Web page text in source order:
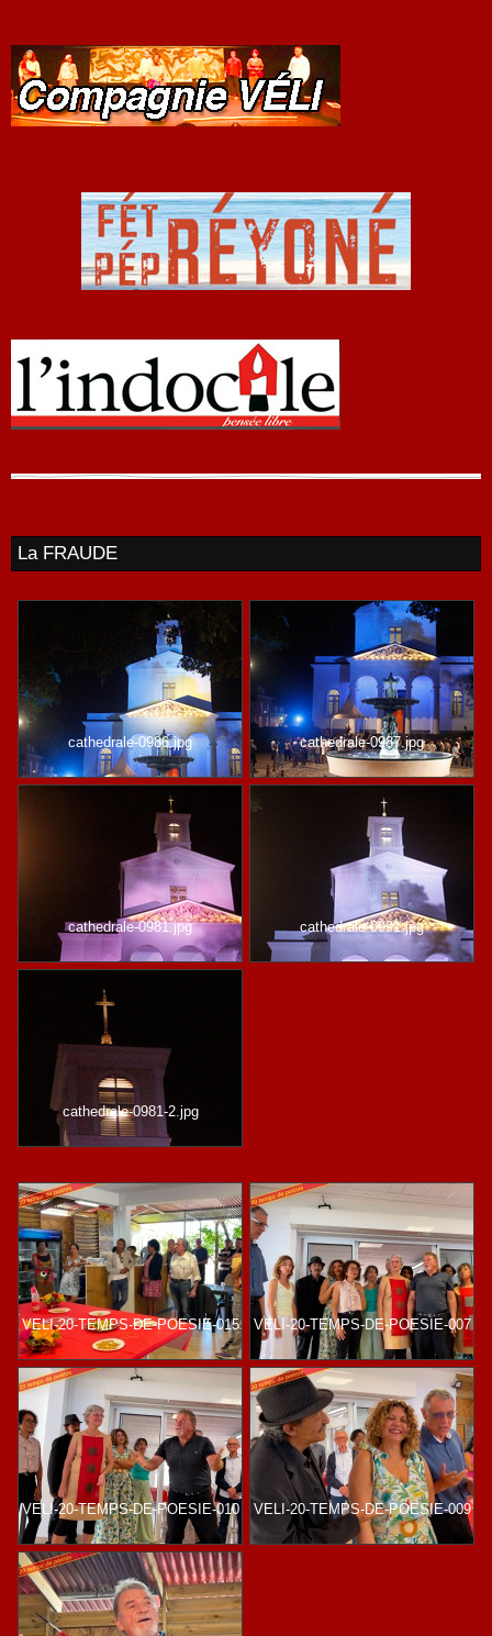
La FRAUDE
cathedrale-0986.jpg cathedrale-0987.jpg
cathedrale-0981.jpg cathedrale-0991.jpg
cathedrale-0981-2.jpg
VELI-20-TEMPS-DE-POESIE-015 VELI-20-TEMPS-DE-POESIE-007
VELI-20-TEMPS-DE-POESIE-010 VELI-20-TEMPS-DE-POESIE-009